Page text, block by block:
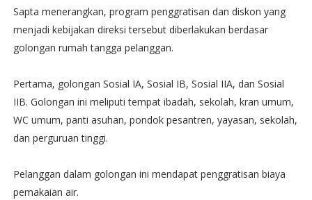
Sapta menerangkan, program penggratisan dan diskon yang
menjadi kebijakan direksi tersebut diberlakukan berdasar
golongan rumah tangga pelanggan.
Pertama, golongan Sosial IA, Sosial IB, Sosial IIA, dan Sosial
IIB. Golongan ini meliputi tempat ibadah, sekolah, kran umum,
WC umum, panti asuhan, pondok pesantren, yayasan, sekolah,
dan perguruan tinggi.
Pelanggan dalam golongan ini mendapat penggratisan biaya
pemakaian air.